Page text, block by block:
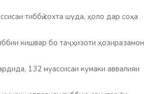
тиббӣ сохта шуда, ҳоло дар соҳа
кишвар бо таҷҳизоти ҳозиразамон
132 муассисаи кумаки аввалияи